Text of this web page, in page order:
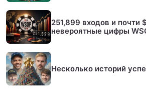
251,899 входов и почти
невероятные цифры
Несколько историй